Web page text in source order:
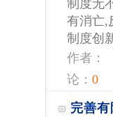
制度无
有消亡,
制度创
作者：
论： 0
完善